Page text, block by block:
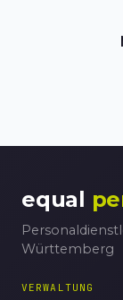
equal
Württemberg
VERWALTUNG